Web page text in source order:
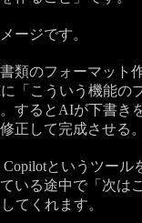
ージです。
類のフォーマット
「こういう機能の
するとAIが下書き
正して完成させる。
というツール
いる途中で「次は
てくれます。